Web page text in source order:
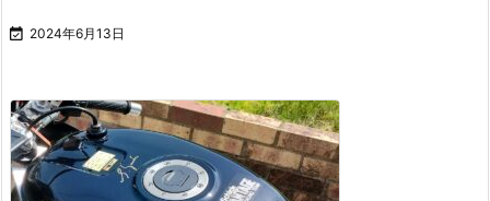
 2024年6月13日